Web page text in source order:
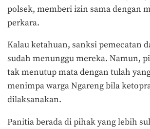
polsek, memberi izin sama dengan
perkara.
Kalau ketahuan, sanksi pemecatan
sudah menunggu mereka. Namun,
tak menutup mata dengan tulah
menimpa warga Ngareng bila
dilaksanakan.
Panitia berada di pihak yang lebih